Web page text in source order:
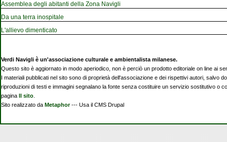
Assemblea degli abitanti della Zona Navigli
Da una terra inospitale
L'allievo dimenticato
Verdi Navigli è un'associazione culturale e ambientalista milanese.
Questo sito è aggiornato in modo aperiodico, non è perciò un prodotto editoriale on line ai
I materiali pubblicati nel sito sono di proprietà dell'associazione e dei rispettivi autori, salvo
riproduzioni di testi e immagini segnalano la fonte senza costituire un servizio sostitutivo o
pagina Il sito
Sito realizzato da Metaphor--- Usa il CMS Drupal